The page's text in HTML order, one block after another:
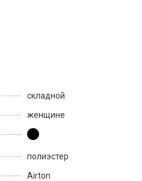
складной
женщине
полиэстер
Airton